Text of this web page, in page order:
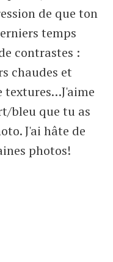
de que ton
temps
contrastes :
chaudes et
textures…J'aime
bleu que tu as
J'ai hâte de
photos!